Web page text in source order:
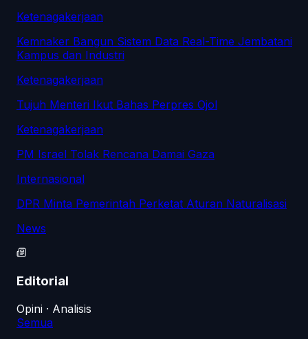
Ketenagakerjaan
Kemnaker Bangun Sistem Data Real-Time Jembatani
Kampus dan Industri
Ketenagakerjaan
Tujuh Menteri Ikut Bahas Perpres Ojol
Ketenagakerjaan
PM Israel Tolak Rencana Damai Gaza
Internasional
DPR Minta Pemerintah Perketat Aturan Naturalisasi
News
Editorial
Opini · Analisis
Semua